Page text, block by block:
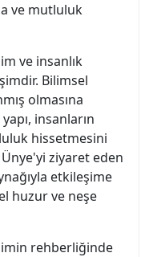
ve mutluluk
ve insanlık
Bilimsel
olmasına
insanların
hissetmesini
ziyaret eden
etkileşime
huzur ve neşe
rehberliğinde